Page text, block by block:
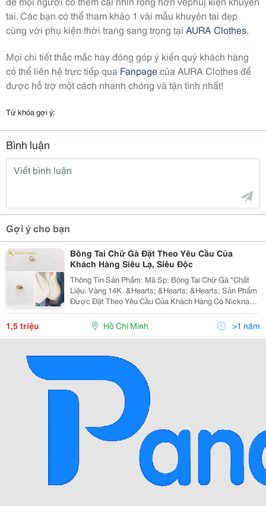
tai. Các bạn có thể tham khảo 1 vài mẫu khuyên tai đẹp
cùng với phụ kiện thời trang sang trọng tại AURA Clothes.
Mọi chi tiết thắc mắc hay đóng góp ý kiến quý khách hàng
có thể liên hệ trực tiếp qua Fanpagecủa AURA Clothes để
được hỗ trợ một cách nhanh chóng và tận tình nhất!
Từ khóa gợi ý:
Bình luận
Gợi ý cho bạn
Bông Tai Chữ Gà Đặt Theo Yêu Cầu Của
Khách Hàng Siêu Lạ, Siêu Độc
Thông Tin Sản Phẩm: Mã Sp: Bông Tai Chữ Gà *Chất
Liệu: Vàng 14K. &Hearts; &Hearts; &Hearts; Sản Phẩm
Được Đặt Theo Yêu Cầu Của Khách Hàng Có Nickname
Lâm Gà, Được Làm Thủ Công Hoàn Toàn Bởi Những
Người Thợ Kim Hoàn Kinh Nghiệm Của Lucky Jewe
1,5 triệu Hồ Chí Minh >1 năm